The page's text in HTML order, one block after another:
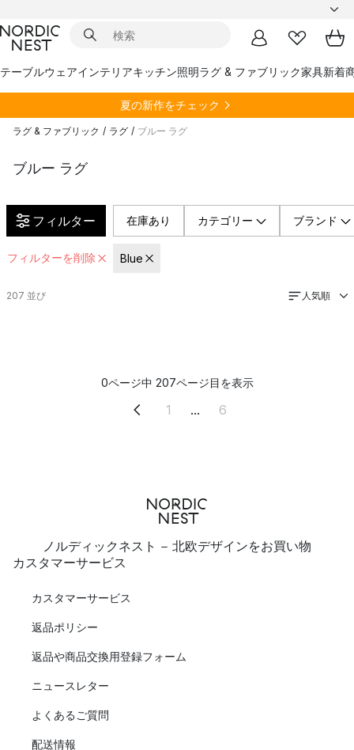
テーブルウェアインテリアキッチン照明ラグ & ファブリック家具新着
夏の新作をチェック
ラグ & ファブリック / ラグ / ブルー ラグ
ブルー ラグ
フィルター 在庫あり カテゴリー ブランド
フィルターを削除 Blue
207 並び 人気順
0ページ中 207ページ目を表示
1 ... 6
ノルディックネスト - 北欧デザインをお買い物
カスタマーサービス
カスタマーサービス
返品ポリシー
返品や商品交換用登録フォーム
ニュースレター
よくあるご質問
配送情報